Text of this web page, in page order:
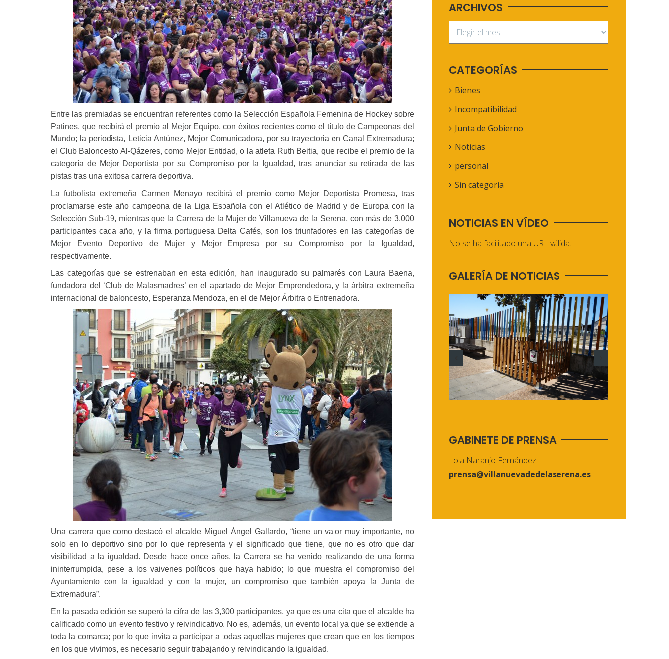
Entre las premiadas se encuentran referentes como la Selección Española Femenina de Hockey sobre
Patines, que recibirá el premio al Mejor Equipo, con éxitos recientes como el título de Campeonas del
Mundo; la periodista, Leticia Antúnez, Mejor Comunicadora, por su trayectoria en Canal Extremadura;
el Club Baloncesto Al-Qázeres, como Mejor Entidad, o la atleta Ruth Beitia, que recibe el premio de la
categoría de Mejor Deportista por su Compromiso por la Igualdad, tras anunciar su retirada de las
pistas tras una exitosa carrera deportiva.
La futbolista extremeña Carmen Menayo recibirá el premio como Mejor Deportista Promesa, tras
proclamarse este año campeona de la Liga Española con el Atlético de Madrid y de Europa con la
Selección Sub-19, mientras que la Carrera de la Mujer de Villanueva de la Serena, con más de 3.000
participantes cada año, y la firma portuguesa Delta Cafés, son los triunfadores en las categorías de
Mejor Evento Deportivo de Mujer y Mejor Empresa por su Compromiso por la Igualdad,
respectivamente.
Las categorías que se estrenaban en esta edición, han inaugurado su palmarés con Laura Baena,
fundadora del ‘Club de Malasmadres’ en el apartado de Mejor Emprendedora, y la árbitra extremeña
internacional de baloncesto, Esperanza Mendoza, en el de Mejor Árbitra o Entrenadora.
Una carrera que como destacó el alcalde Miguel Ángel Gallardo, “tiene un valor muy importante, no
solo en lo deportivo sino por lo que representa y el significado que tiene, que no es otro que dar
visibilidad a la igualdad. Desde hace once años, la Carrera se ha venido realizando de una forma
ininterrumpida, pese a los vaivenes políticos que haya habido; lo que muestra el compromiso del
Ayuntamiento con la igualdad y con la mujer, un compromiso que también apoya la Junta de
Extremadura”.
En la pasada edición se superó la cifra de las 3,300 participantes, ya que es una cita que el alcalde ha
calificado como un evento festivo y reivindicativo. No es, además, un evento local ya que se extiende a
toda la comarca; por lo que invita a participar a todas aquellas mujeres que crean que en los tiempos
en los que vivimos, es necesario seguir trabajando y reivindicando la igualdad.
ARCHIVOS
CATEGORÍAS
Bienes
Incompatibilidad
Junta de Gobierno
Noticias
personal
Sin categoría
NOTICIAS EN VÍDEO
No se ha facilitado una URL válida.
GALERÍA DE NOTICIAS
GABINETE DE PRENSA
Lola Naranjo Fernández
prensa@villanuevadedelaserena.es